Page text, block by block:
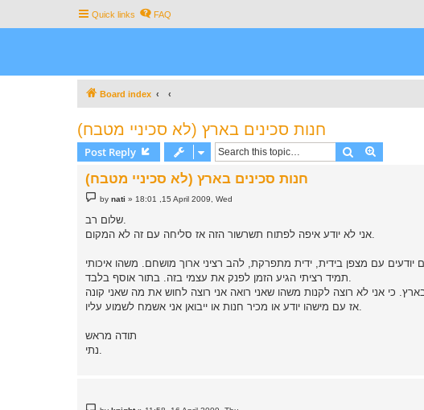
Quick links FAQ
Board index
חנות סכינים בארץ (לא סכיניי מטבח)
Post Reply Search
חנות סכינים בארץ (לא סכיניי מטבח)
P
o
bynati » 18:01 ,15 April 2009, Wed
שלום רב.
אני לא יודע איפה לפתוח תשרשור הזה אז סליחה עם זה לא המקום.
תמיד רציתי הגיע הזמן לפנק את עצמי בזה. בתור אוסף בלבד.
אז עם מישהו יודע או מכיר חנות או ייבואן אני אשמח לשמוע עליו.
תודה מראש
נתי.
P